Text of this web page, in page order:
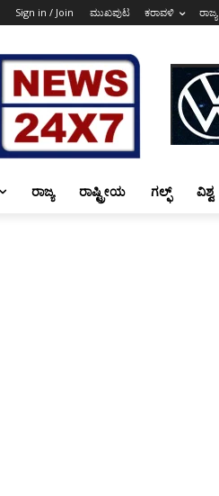
Sign in / Join ಮುಖಪುಟ ಕರಾವಳಿ ರಾಜ್ಯ
ರಾಜ್ಯ ರಾಷ್ಟ್ರೀಯ ಗಲ್ಫ್ ವಿಶ್ವ